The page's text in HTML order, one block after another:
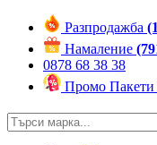
Разпродажба
Намаление
0878 68 38 38
Промо Пакети